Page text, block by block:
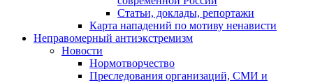
Статьи, доклады, репортажи
Карта нападений по мотиву ненависти
Неправомерный антиэкстремизм
Новости
Нормотворчество
Преследования организаций, СМИ и